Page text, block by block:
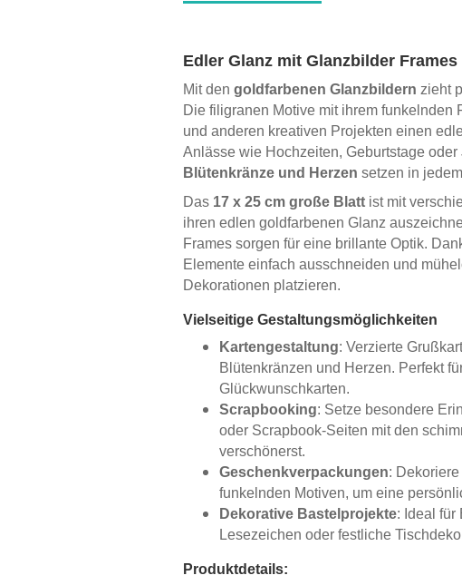
Edler Glanz mit Glanzbilder Frames
Mit den goldfarbenen Glanzbildern zieht
Die filigranen Motive mit ihrem
und anderen kreativen Projekten einen
Anlässe wie Hochzeiten, Geburtstage
Blütenkränze und Herzen setzen in
Das 17 x 25 cm große Blatt ist mit
ihren edlen goldfarbenen Glanz
Frames sorgen für eine brillante Optik.
Elemente einfach ausschneiden und
Dekorationen platzieren.
Vielseitige Gestaltungsmöglichkeiten
Kartengestaltung: Verzierte
Blütenkränzen und Herzen. Perfekt
Glückwunschkarten.
Scrapbooking: Setze besondere
oder Scrapbook-Seiten mit den
verschönerst.
Geschenkverpackungen:
funkelnden Motiven, um eine
Dekorative Bastelprojekte: Ideal für
Lesezeichen oder festliche
Produktdetails: